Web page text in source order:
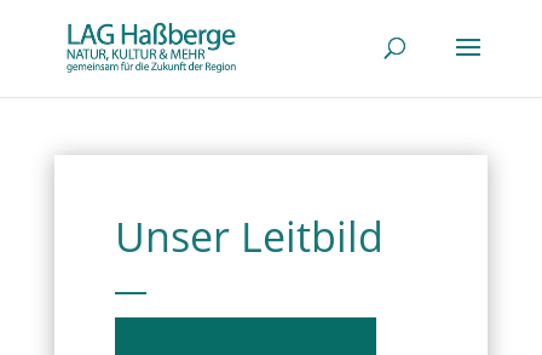
Unser Leitbild